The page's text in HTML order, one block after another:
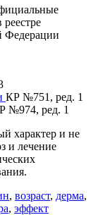
Федерации
КР №751, ред. 1
№974, ред. 1
характер и не
и лечение
, возраст, дерма,
, эффект